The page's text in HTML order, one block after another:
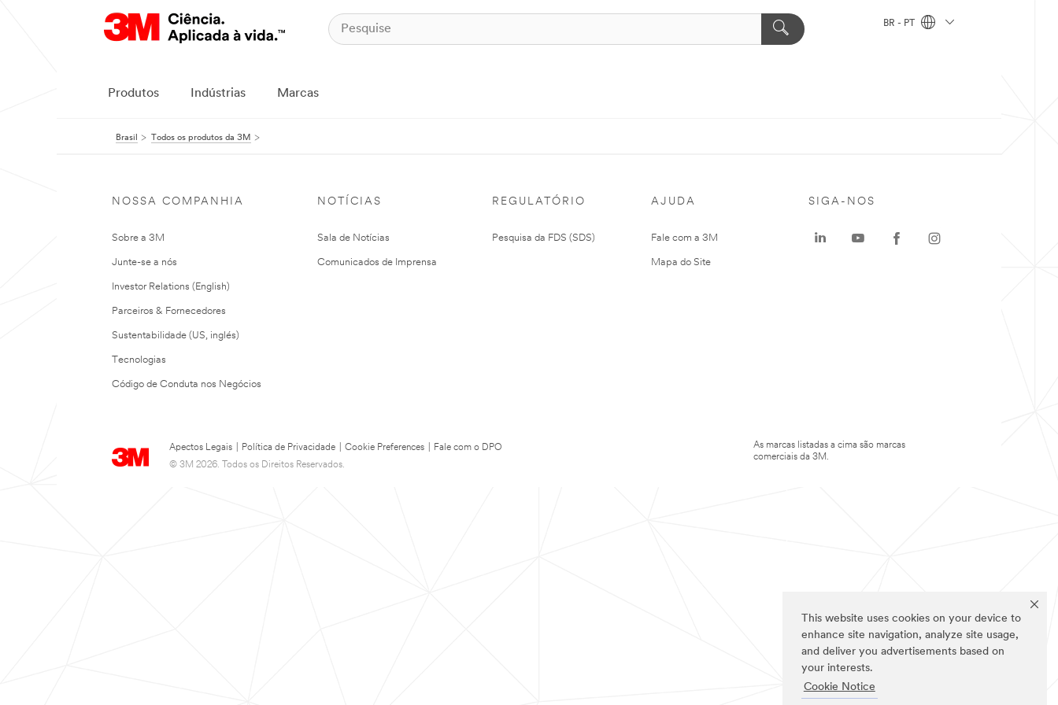
This website uses cookies on your device to
enhance site navigation, analyze site usage,
and deliver you advertisements based on
your interests.
Cookie Notice
BR - PT
Produtos Indústrias Marcas
Brasil Todos os produtos da 3M
NOSSA COMPANHIA
Sobre a 3M
Junte-se a nós
Investor Relations (English)
Parceiros & Fornecedores
Sustentabilidade (US, inglés)
Tecnologias
Código de Conduta nos Negócios
NOTÍCIAS
Sala de Notícias
Comunicados de Imprensa
REGULATÓRIO
Pesquisa da FDS (SDS)
AJUDA
Fale com a 3M
Mapa do Site
Apectos Legais Política de Privacidade Cookie Preferences
Fale com o DPO
© 3M 2026. Todos os Direitos Reservados.
SIGA-NOS
As marcas listadas a cima são marcas
comerciais da 3M.